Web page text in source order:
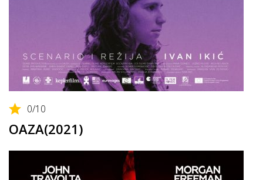
0/10
OAZA(2021)